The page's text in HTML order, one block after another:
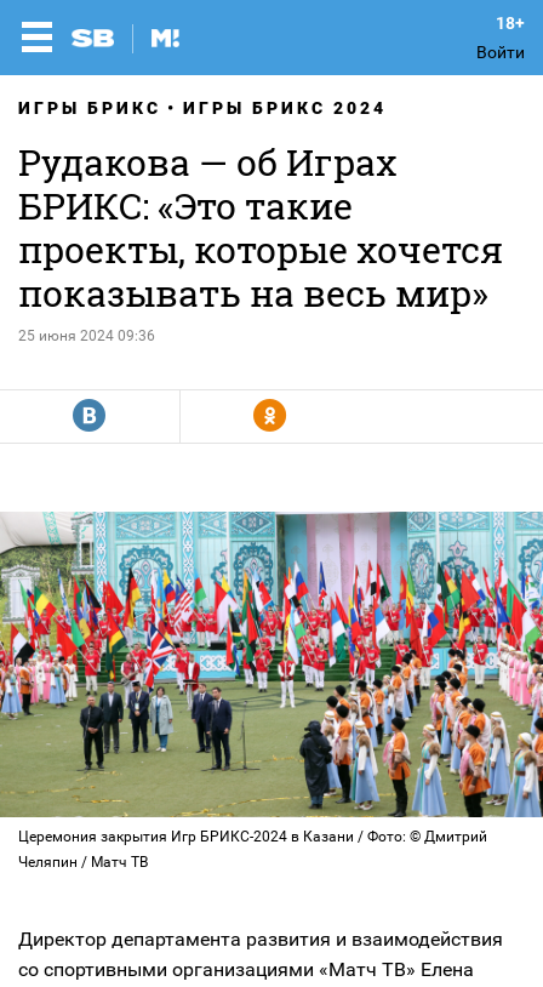
Войти
ИГРЫ БРИКС ИГРЫ БРИКС 2024
Рудакова — об Играх
БРИКС: «Это такие
проекты, которые хочется
показывать на весь мир»
25 июня 2024 09:36
R Y
Церемония закрытия Игр БРИКС-2024 в Казани / Фото: © Дмитрий
Челяпин / Матч ТВ
Директор департамента развития и взаимодействия
со спортивными организациями «Матч ТВ» Елена